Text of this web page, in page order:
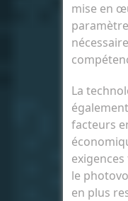
mise en
La
facteurs
le
en plus